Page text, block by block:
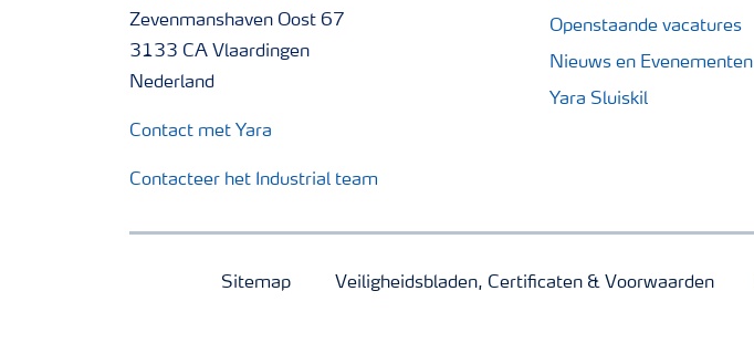
Zevenmanshaven Oost 67
3133 CA Vlaardingen
Nederland
Contact met Yara
Contacteer het Industrial team
Openstaande vacatures
Nieuws en Evenementen
Yara Sluiskil
Sitemap Veiligheidsbladen, Certificaten & Voorwaarden